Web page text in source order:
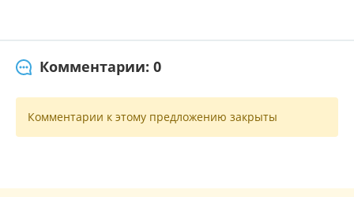
Комментарии: 0
Комментарии к этому предложению закрыты